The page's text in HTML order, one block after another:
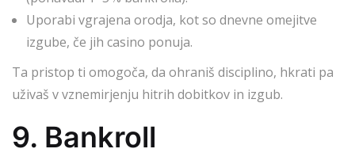
Uporabi vgrajena orodja, kot so dnevne omejitve
izgube, če jih casino ponuja.
Ta pristop ti omogoča, da ohraniš disciplino, hkrati pa
uživaš v vznemirjenju hitrih dobitkov in izgub.
9. Bankroll